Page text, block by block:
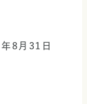
8月31日